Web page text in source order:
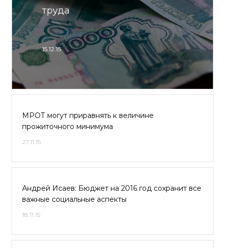
труда
15.12.15
МРОТ могут приравнять к величине
прожиточного минимума
27.11.15
Андрей Исаев: Бюджет на 2016 год сохранит все
важные социальные аспекты
18.11.15